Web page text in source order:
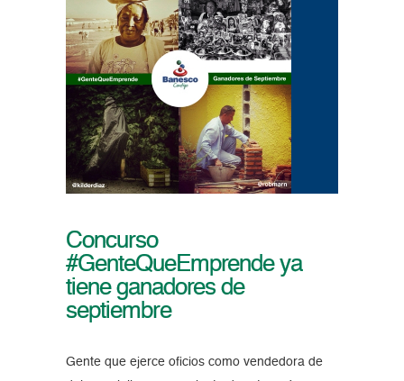
Concurso
#GenteQueEmprende ya
tiene ganadores de
septiembre
Gente que ejerce oficios como vendedora de